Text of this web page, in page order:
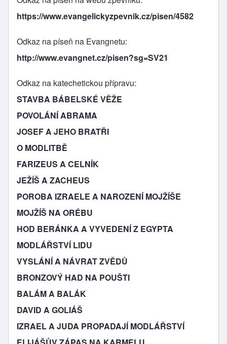
https://www.evangelickyzpevnik.cz/pisen/4582
Odkaz na píseň na Evangnetu
http://www.evangnet.cz/pisen?sg=SV21
Odkaz na katechetickou přípravu
STAVBA BÁBELSKÉ VĚŽE
POVOLÁNÍ ABRAMA
JOSEF A JEHO BRATŘI
O MODLITBĚ
FARIZEUS A CELNÍK
JEŽÍŠ A ZACHEUS
POROBA IZRAELE A NAROZENÍ MOJŽÍŠE
MOJŽÍŠ NA ORÉBU
HOD BERÁNKA A VYVEDENÍ Z EGYPTA
MODLÁŘSTVÍ LIDU
VYSLÁNÍ A NÁVRAT ZVĚDŮ
BRONZOVÝ HAD NA POUŠTI
BALÁM A BALÁK
DAVID A GOLIÁŠ
IZRAEL A JUDA PROPADAJÍ MODLÁŘSTVÍ